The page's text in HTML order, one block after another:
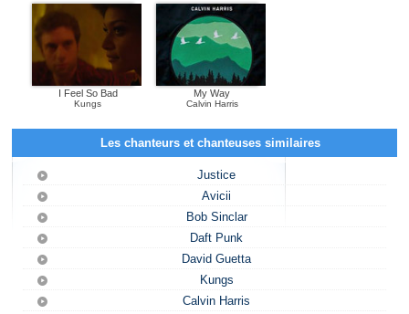
I Feel So Bad
Kungs
My Way
Calvin Harris
Les chanteurs et chanteuses similaires
Justice
Avicii
Bob Sinclar
Daft Punk
David Guetta
Kungs
Calvin Harris